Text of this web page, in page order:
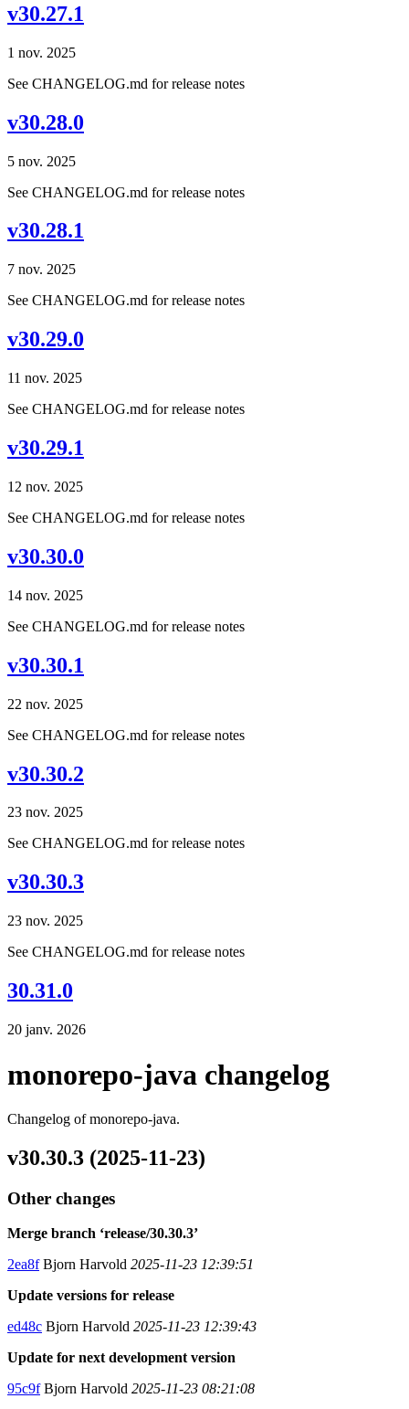
v30.27.1
1 nov. 2025
See CHANGELOG.md for release notes
v30.28.0
5 nov. 2025
See CHANGELOG.md for release notes
v30.28.1
7 nov. 2025
See CHANGELOG.md for release notes
v30.29.0
11 nov. 2025
See CHANGELOG.md for release notes
v30.29.1
12 nov. 2025
See CHANGELOG.md for release notes
v30.30.0
14 nov. 2025
See CHANGELOG.md for release notes
v30.30.1
22 nov. 2025
See CHANGELOG.md for release notes
v30.30.2
23 nov. 2025
See CHANGELOG.md for release notes
v30.30.3
23 nov. 2025
See CHANGELOG.md for release notes
30.31.0
20 janv. 2026
monorepo-java changelog
Changelog of monorepo-java.
v30.30.3 (2025-11-23)
Other changes
Merge branch ‘release/30.30.3’
2ea8fBjorn Harvold 2025-11-23 12:39:51
Update versions for release
ed48c Bjorn Harvold 2025-11-23 12:39:43
Update for next development version
95c9fBjorn Harvold 2025-11-23 08:21:08